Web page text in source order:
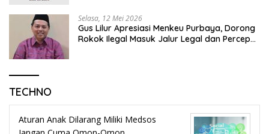
Selasa, 12 Mei 2026
Gus Lilur Apresiasi Menkeu Purbaya, Dorong
Rokok Ilegal Masuk Jalur Legal dan Percepat
TECHNO
Aturan Anak Dilarang Miliki Medsos